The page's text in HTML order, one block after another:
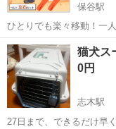
保谷駅
ひとりでも楽々移動！一
くい家具や家電を、背負
用キャリーベルトです。
「手だけで持ち上げると
埼玉 新座市 保谷駅
猫犬ス
0円
志木駅
27日まで、できるだけ早